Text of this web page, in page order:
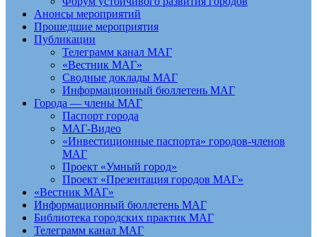
Анонсы мероприятий
Прошедшие мероприятия
Публикации
Телеграмм канал МАГ
«Вестник МАГ»
Сводные доклады МАГ
Информационный бюллетень МАГ
Города — члены МАГ
Паспорт города
МАГ-Видео
«Инвестиционные паспорта» городов-членов
МАГ
Проект «Умный город»
Проект «Презентация городов МАГ»
«Вестник МАГ»
Информационный бюллетень МАГ
Библиотека городских практик МАГ
Телеграмм канал МАГ